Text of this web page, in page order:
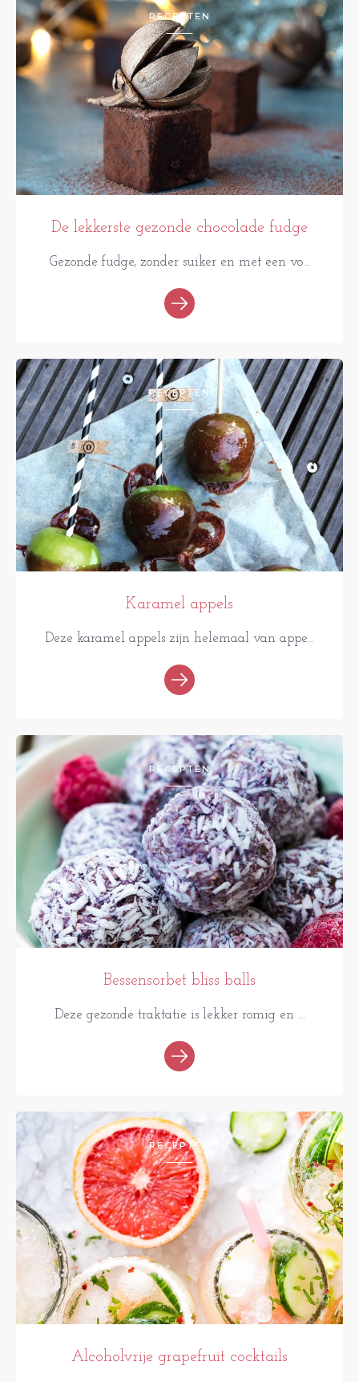
RECEPTEN
De lekkerste gezonde chocolade fudge
Gezonde fudge, zonder suiker en met een vo...
RECEPTEN
Karamel appels
Deze karamel appels zijn helemaal van appe...
RECEPTEN
Bessensorbet bliss balls
Deze gezonde traktatie is lekker romig en ...
RECEPTEN
Alcoholvrije grapefruit cocktails